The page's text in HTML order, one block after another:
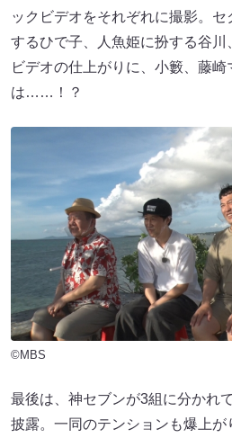
ックビデオをそれぞれに撮影。
するひで子、人魚姫に扮する谷
ビデオの仕上がりに、小籔、藤
は……！？
©MBS
最後は、神セブンが3組に分かれ
披露。一同のテンションも爆上